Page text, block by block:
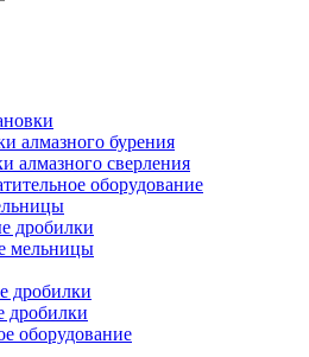
алмазного бурения
алмазного сверления
оборудование
дробилки
мельницы
дробилки
дробилки
оборудование